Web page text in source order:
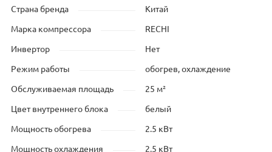
Страна бренда Китай
Марка компрессора RECHI
Инвертор Нет
Режим работы обогрев, охлаждение
Обслуживаемая площадь 25 м²
Цвет внутреннего блока белый
Мощность обогрева 2.5 кВт
Мощность охлаждения 2.5 кВт